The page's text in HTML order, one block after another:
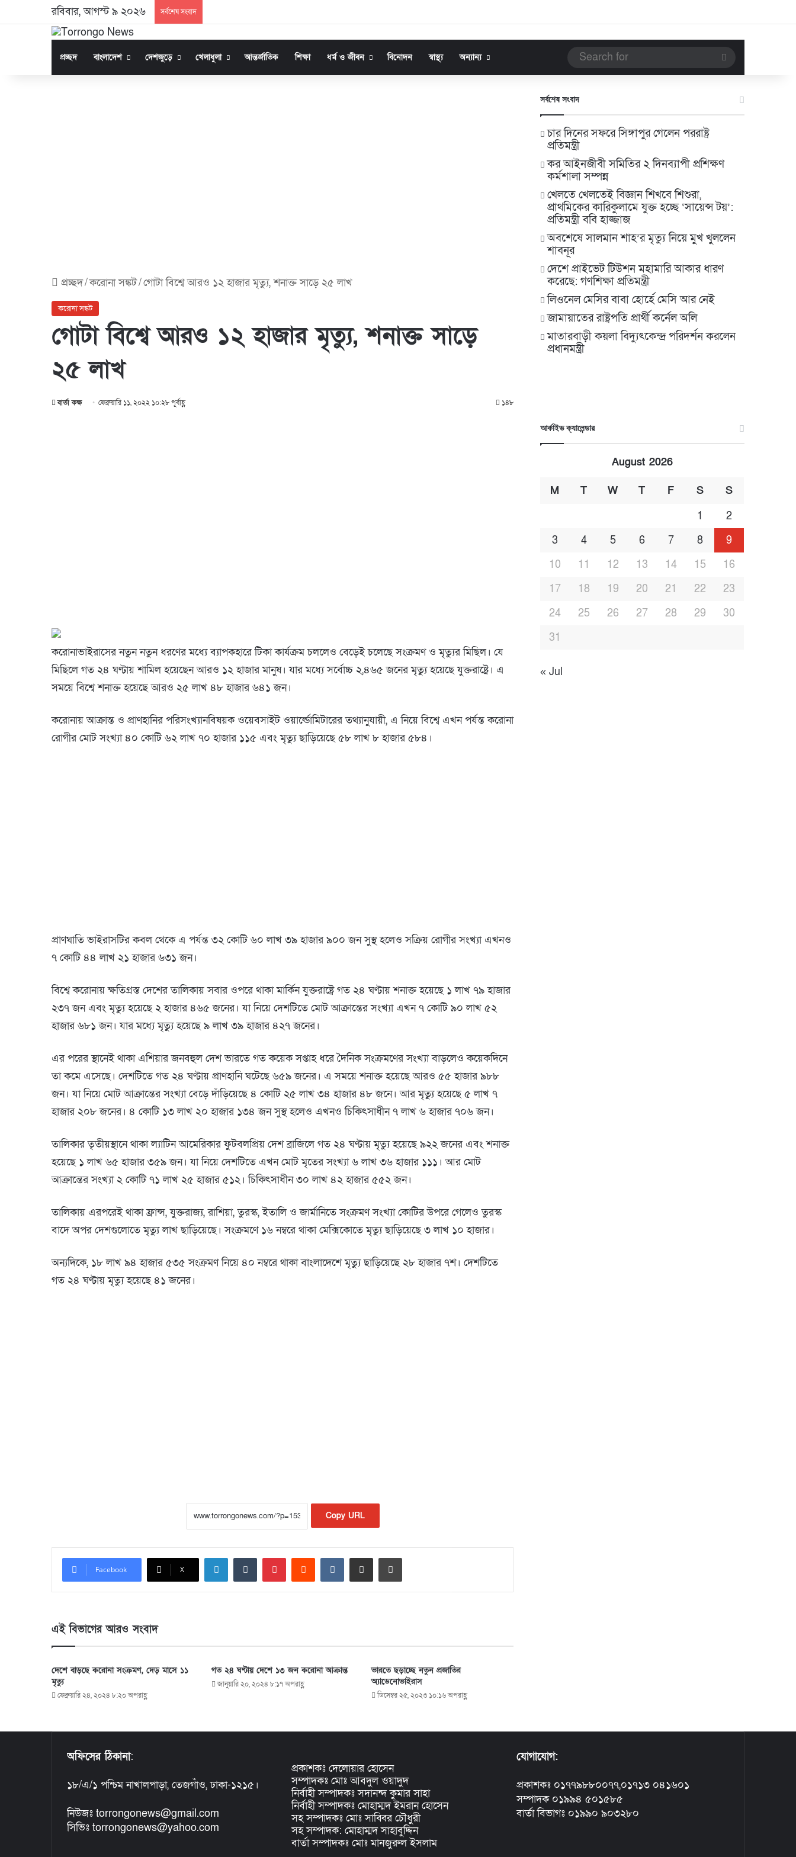
রবিবার, আগস্ট ৯ ২০২৬ সর্বশেষ সংবাদ
প্রচ্ছদ বাংলাদেশ দেশজুড়ে খেলাধুলা আন্তর্জাতিক শিক্ষা ধর্ম ও জীবন বিনোদন স্বাস্থ্য অন্যান্য
for
প্রচ্ছদ/করোনা সঙ্কট/গোটা বিশ্বে আরও ১২ হাজার মৃত্যু, শনাক্ত সাড়ে ২৫ লাখ
করোনা সঙ্কট
গোটা বিশ্বে আরও ১২ হাজার মৃত্যু, শনাক্ত সাড়ে
২৫ লাখ
বার্তা কক্ষ ফেব্রুয়ারি ১১, ২০২২ ১০:২৮ পূর্বাহ্ণ ১৪৮
করোনাভাইরাসের নতুন নতুন ধরণের মধ্যে ব্যাপকহারে টিকা কার্যক্রম চললেও বেড়েই চলেছে সংক্রমণ ও মৃত্যুর মিছিল। যে
মিছিলে গত ২৪ ঘণ্টায় শামিল হয়েছেন আরও ১২ হাজার মানুষ। যার মধ্যে সর্বোচ্চ ২,৪৬৫ জনের মৃত্যু হয়েছে যুক্তরাষ্ট্রে। এ
সময়ে বিশ্বে শনাক্ত হয়েছে আরও ২৫ লাখ ৪৮ হাজার ৬৪১ জন।
করোনায় আক্রান্ত ও প্রাণহানির পরিসংখ্যানবিষয়ক ওয়েবসাইট ওয়ার্ল্ডোমিটারের তথ্যানুযায়ী, এ নিয়ে বিশ্বে এখন পর্যন্ত করোনা
রোগীর মোট সংখ্যা ৪০ কোটি ৬২ লাখ ৭০ হাজার ১১৫ এবং মৃত্যু ছাড়িয়েছে ৫৮ লাখ ৮ হাজার ৫৮৪।
প্রাণঘাতি ভাইরাসটির কবল থেকে এ পর্যন্ত ৩২ কোটি ৬০ লাখ ৩৯ হাজার ৯০০ জন সুস্থ হলেও সক্রিয় রোগীর সংখ্যা এখনও
৭ কোটি ৪৪ লাখ ২১ হাজার ৬৩১ জন।
বিশ্বে করোনায় ক্ষতিগ্রস্ত দেশের তালিকায় সবার ওপরে থাকা মার্কিন যুক্তরাষ্ট্রে গত ২৪ ঘণ্টায় শনাক্ত হয়েছে ১ লাখ ৭৯ হাজার
২৩৭ জন এবং মৃত্যু হয়েছে ২ হাজার ৪৬৫ জনের। যা নিয়ে দেশটিতে মোট আক্রান্তের সংখ্যা এখন ৭ কোটি ৯০ লাখ ৫২
হাজার ৬৮১ জন। যার মধ্যে মৃত্যু হয়েছে ৯ লাখ ৩৯ হাজার ৪২৭ জনের।
এর পরের স্থানেই থাকা এশিয়ার জনবহুল দেশ ভারতে গত কয়েক সপ্তাহ ধরে দৈনিক সংক্রমণের সংখ্যা বাড়লেও কয়েকদিনে
তা কমে এসেছে। দেশটিতে গত ২৪ ঘণ্টায় প্রাণহানি ঘটেছে ৬৫৯ জনের। এ সময়ে শনাক্ত হয়েছে আরও ৫৫ হাজার ৯৮৮
জন। যা নিয়ে মোট আক্রান্তের সংখ্যা বেড়ে দাঁড়িয়েছে ৪ কোটি ২৫ লাখ ৩৪ হাজার ৪৮ জনে। আর মৃত্যু হয়েছে ৫ লাখ ৭
হাজার ২০৮ জনের। ৪ কোটি ১৩ লাখ ২০ হাজার ১৩৪ জন সুস্থ হলেও এখনও চিকিৎসাধীন ৭ লাখ ৬ হাজার ৭০৬ জন।
তালিকার তৃতীয়স্থানে থাকা ল্যাটিন আমেরিকার ফুটবলপ্রিয় দেশ ব্রাজিলে গত ২৪ ঘণ্টায় মৃত্যু হয়েছে ৯২২ জনের এবং শনাক্ত
হয়েছে ১ লাখ ৬৫ হাজার ৩৫৯ জন। যা নিয়ে দেশটিতে এখন মোট মৃতের সংখ্যা ৬ লাখ ৩৬ হাজার ১১১। আর মোট
আক্রান্তের সংখ্যা ২ কোটি ৭১ লাখ ২৫ হাজার ৫১২। চিকিৎসাধীন ৩০ লাখ ৪২ হাজার ৫৫২ জন।
তালিকায় এরপরেই থাকা ফ্রান্স, যুক্তরাজ্য, রাশিয়া, তুরস্ক, ইতালি ও জার্মানিতে সংক্রমণ সংখ্যা কোটির উপরে গেলেও তুরস্ক
বাদে অপর দেশগুলোতে মৃত্যু লাখ ছাড়িয়েছে। সংক্রমণে ১৬ নম্বরে থাকা মেক্সিকোতে মৃত্যু ছাড়িয়েছে ৩ লাখ ১০ হাজার।
অন্যদিকে, ১৮ লাখ ৯৪ হাজার ৫৩৫ সংক্রমণ নিয়ে ৪০ নম্বরে থাকা বাংলাদেশে মৃত্যু ছাড়িয়েছে ২৮ হাজার ৭শ। দেশটিতে
গত ২৪ ঘণ্টায় মৃত্যু হয়েছে ৪১ জনের।
Copy URL
Facebook X
LinkedIn VKontakte
এই বিভাগের আরও সংবাদ
দেশে বাড়ছে করোনা সংক্রমণ, দেড় মাসে ১১
মৃত্যু
ফেব্রুয়ারি ২৪, ২০২৪ ৮:২০ অপরাহ্ণ
গত ২৪ ঘণ্টায় দেশে ১৩ জন করোনা আক্রান্ত
জানুয়ারি ২০, ২০২৪ ৮:১৭ অপরাহ্ণ
ভারতে ছড়াচ্ছে নতুন প্রজাতির
অ্যাডেনোভাইরাস
ডিসেম্বর ২৫, ২০২৩ ১০:১৬ অপরাহ্ণ
সর্বশেষ সংবাদ
চার দিনের সফরে সিঙ্গাপুর গেলেন পররাষ্ট্র
প্রতিমন্ত্রী
কর আইনজীবী সমিতির ২ দিনব্যাপী প্রশিক্ষণ
কর্মশালা সম্পন্ন
খেলতে খেলতেই বিজ্ঞান শিখবে শিশুরা,
প্রাথমিকের কারিকুলামে যুক্ত হচ্ছে ‘সায়েন্স টয়’:
প্রতিমন্ত্রী ববি হাজ্জাজ
অবশেষে সালমান শাহ’র মৃত্যু নিয়ে মুখ খুললেন
শাবনূর
দেশে প্রাইভেট টিউশন মহামারি আকার ধারণ
করেছে: গণশিক্ষা প্রতিমন্ত্রী
লিওনেল মেসির বাবা হোর্হে মেসি আর নেই
জামায়াতের রাষ্ট্রপতি প্রার্থী কর্নেল অলি
মাতারবাড়ী কয়লা বিদ্যুৎকেন্দ্র পরিদর্শন করলেন
প্রধানমন্ত্রী
আর্কাইভ ক্যালেন্ডার
August 2026
M T W T F S
S
1
2
3
4 5 6 7 8
9
10
11 12 13 14 15
16
17
18 19 20 21 22
23
24
25 26 27 28 29
30
31
« Jul
অফিসের ঠিকানা:
১৮/এ/১ পশ্চিম নাখালপাড়া, তেজগাঁও, ঢাকা-১২১৫।
নিউজঃ torrongonews@gmail.com
সিভিঃ torrongonews@yahoo.com
প্রকাশকঃ দেলোয়ার হোসেন
সম্পাদকঃ মোঃ আবদুল ওয়াদুদ
নির্বাহী সম্পাদকঃ সদানন্দ কুমার সাহা
নির্বাহী সম্পাদকঃ মোহাম্মদ ইমরান হোসেন
সহ সম্পাদকঃ মোঃ সাব্বির চৌধুরী
সহ সম্পাদক: মোহাম্মদ সাহাবুদ্দিন
বার্তা সম্পাদকঃ মোঃ মানজুরুল ইসলাম
যোগাযোগ:
প্রকাশকঃ ০১৭৭৯৮৮০০৭৭,০১৭১৩ ০৪১৬০১
সম্পাদক ০১৯৯৪ ৫০১৫৮৫
বার্তা বিভাগঃ ০১৯৯০ ৯০৩২৮০